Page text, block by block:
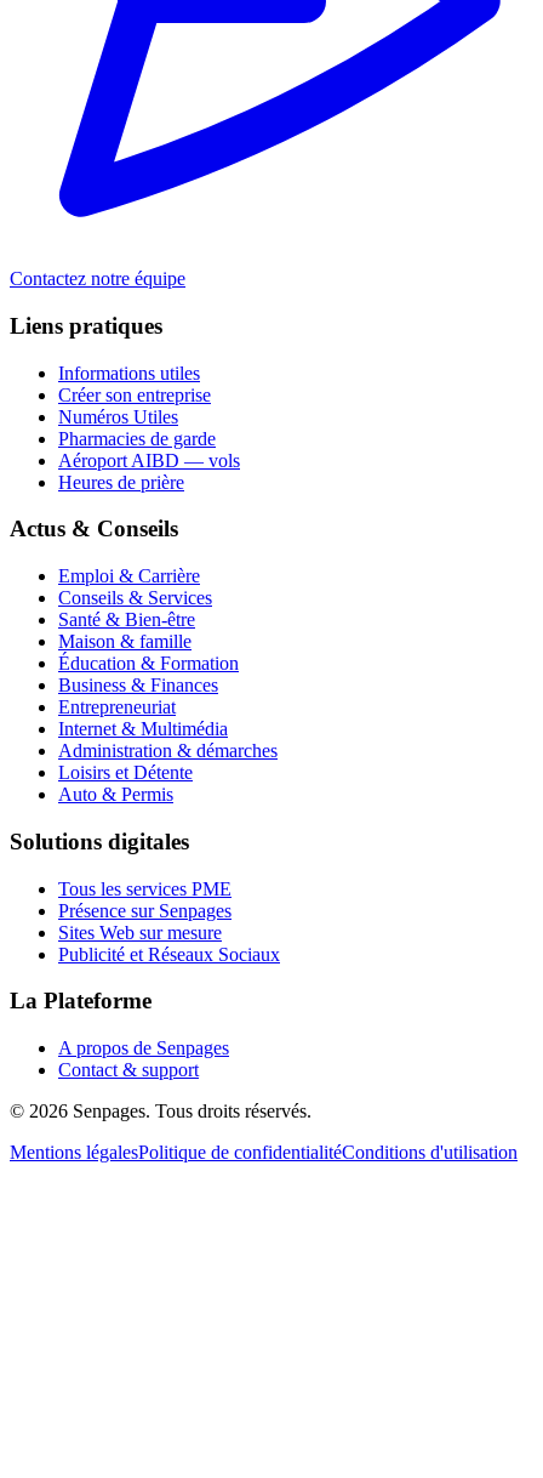
Contactez notre équipe
Liens pratiques
Informations utiles
Créer son entreprise
Numéros Utiles
Pharmacies de garde
Aéroport AIBD — vols
Heures de prière
Actus & Conseils
Emploi & Carrière
Conseils & Services
Santé & Bien-être
Maison & famille
Éducation & Formation
Business & Finances
Entrepreneuriat
Internet & Multimédia
Administration & démarches
Loisirs et Détente
Auto & Permis
Solutions digitales
Tous les services PME
Présence sur Senpages
Sites Web sur mesure
Publicité et Réseaux Sociaux
La Plateforme
A propos de Senpages
Contact & support
© 2026 Senpages. Tous droits réservés.
Mentions légalesPolitique de confidentialitéConditions d'utilisation